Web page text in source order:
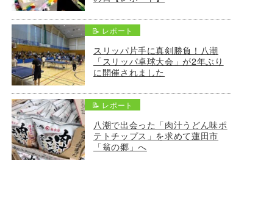
📝 レポート
スリッパ片手に真剣勝負！八潮
「スリッパ卓球大会」が2年ぶり
に開催されました
📝 レポート
八潮で出会った「肉汁うどん味ポ
テトチップス」を求めて蓮田市
「翁の郷」へ